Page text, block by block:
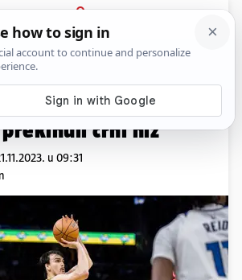
PRIJAVA
Sport Komentari
Šarićeva partija!
crni niz
u 09:31